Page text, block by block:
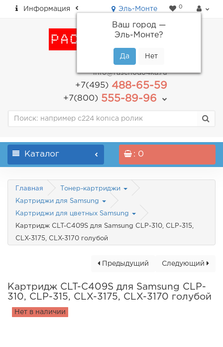
Информация Эль-Монте
Ваш город —
Эль-Монте?
0
пн-пт: с 9.00 до 18.00
info@raschodo4ka.ru
+7(495)488-65-59
+7(800)555-89-96
Каталог : 0
Главная Тонер-картриджи
Картриджи для Samsung
Картриджи для цветных Samsung
Картридж CLT-C409S для Samsung CLP-310, CLP-315,
CLX-3175, CLX-3170 голубой
Следующий
Предыдущий
Картридж CLT-C409S для Samsung CLP-
310, CLP-315, CLX-3175, CLX-3170 голубой
Нет в наличии